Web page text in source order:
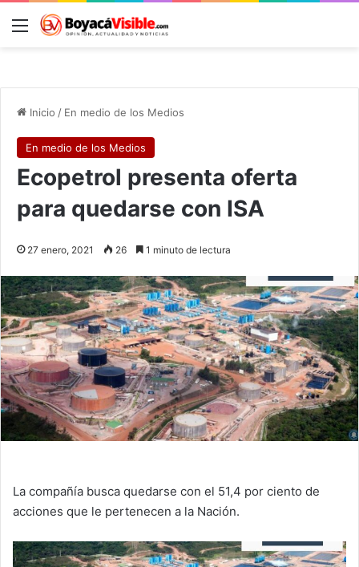
Menú
Inicio / En medio de los Medios
En medio de los Medios
Ecopetrol presenta oferta
para quedarse con ISA
27 enero, 2021 26 1 minuto de lectura
La compañía busca quedarse con el 51,4 por ciento de
acciones que le pertenecen a la Nación.